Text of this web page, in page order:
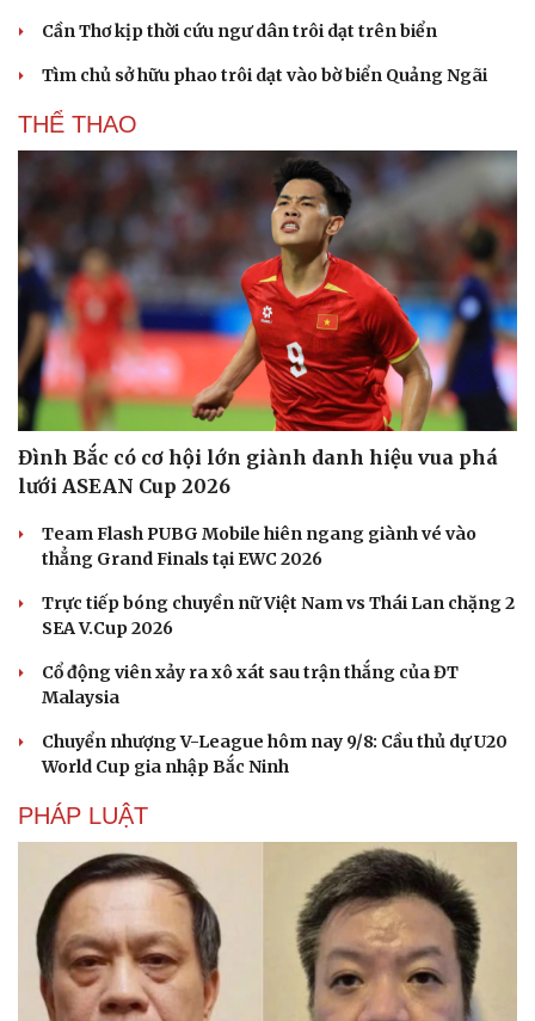
Sức khỏe
Cây thuốc
Sản phụ khoa
Nam khoa
Làm đẹp - giảm cân
Phòng mạch online
Ăn sạch sống khỏe
Đời sống
Blog
Cần Thơ kịp thời cứu ngư dân trôi dạt trên biển
Tìm chủ sở hữu phao trôi dạt vào bờ biển Quảng Ngãi
THỂ THAO
Đình Bắc có cơ hội lớn giành danh hiệu vua phá
lưới ASEAN Cup 2026
Team Flash PUBG Mobile hiên ngang giành vé vào
thẳng Grand Finals tại EWC 2026
Trực tiếp bóng chuyền nữ Việt Nam vs Thái Lan chặng 2
SEA V.Cup 2026
Cổ động viên xảy ra xô xát sau trận thắng của ĐT
Malaysia
Chuyển nhượng V-League hôm nay 9/8: Cầu thủ dự U20
World Cup gia nhập Bắc Ninh
PHÁP LUẬT